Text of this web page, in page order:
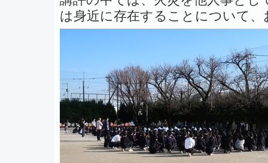
は身近に存在することについて